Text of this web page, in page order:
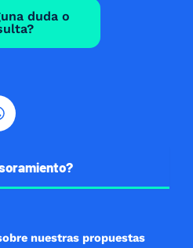
duda o
nuestras propuestas